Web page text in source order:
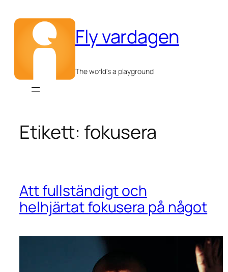
innehåll
Fly vardagen
The world's a playground
Etikett: fokusera
Att fullständigt och
helhjärtat fokusera på något